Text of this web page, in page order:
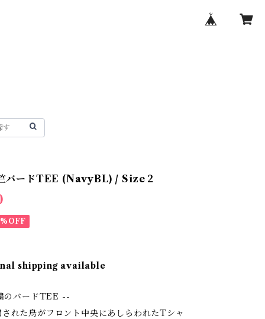
バードTEE (NavyBL) / Size２
shipping available
のバードTEE --
れた鳥がフロント中央にあしらわれたTシャ